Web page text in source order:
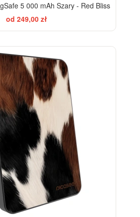
5 000 mAh Szary - Red Bliss
od 249,00 zł